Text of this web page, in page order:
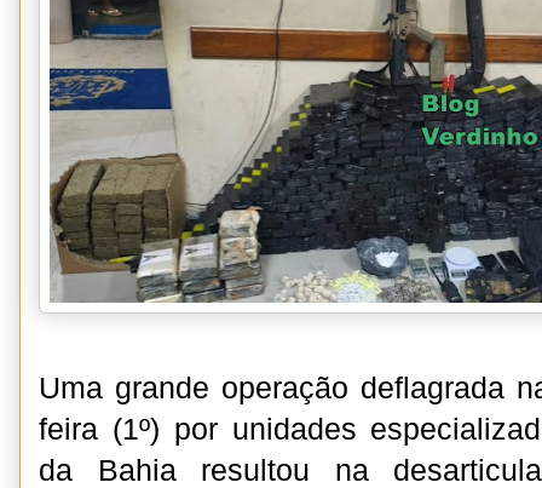
Uma grande operação deflagrada
feira (1º) por unidades
da Bahia resultou na